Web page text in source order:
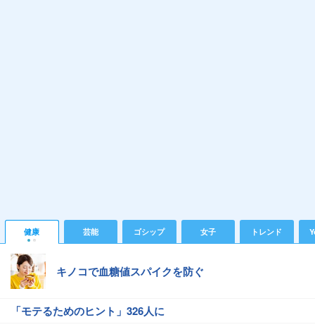
健康 芸能 ゴシップ 女子 トレンド
キノコで血糖値スパイクを防ぐ
「モテるためのヒント」326人に